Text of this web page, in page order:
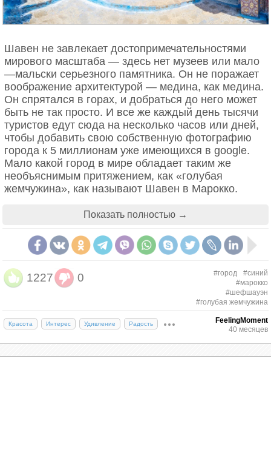
Шавен не завлекает достопримечательностями
мирового масштаба — здесь нет музеев или мало
—мальски серьезного памятника. Он не поражает
воображение архитектурой — медина, как медина.
Он спрятался в горах, и добраться до него может
быть не так просто. И все же каждый день тысячи
туристов едут сюда на несколько часов или дней,
чтобы добавить свою собственную фотографию
города к 5 миллионам уже имеющихся в google.
Мало какой город в мире обладает таким же
необъяснимым притяжением, как «голубая
жемчужина», как называют Шавен в Марокко.
настоящая магия.Показать полностью →
1227 0 #город
#синий
#марокко
#шефшауэн
#голубая жемчужина
Красота Интерес Удивление Радость
FeelingMoment
40 месяцев